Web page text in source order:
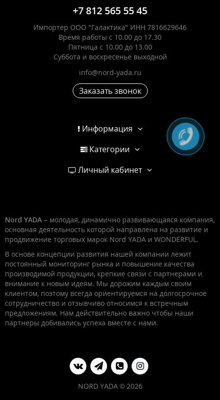
+7 812 565 55 45
Импортер ООО "Галактика" ИНН 7816629646
Время работы с 10.00 до 17.30
Пятница с 10.00 до 13.00
Суббота и воскресенье выходной
info@nord-yada.ru
Заказать звонок
Информация
Категории
Личный кабинет
Nord YADA – молодая, динамично развивающаяся компания,
основная деятельность которой направлена на развитие и
продвижение торговых марок Nord YADA и WONDERFUL.
В основе концепции развития нашей компании лежит
постоянный мониторинг рынка и повышение качества
производимой продукции, крепкие связи с партнерами и
внимание к новым идеям. Мы дорожим каждым своим
клиентом, поэтому всегда ориентируемся на долгосрочное
сотрудничество и отзывчиво относимся к встречным
предложениям. Нам действительно важно чтобы наши
партнеры добивались успеха вместе с нами.
NORD YADA © 2026